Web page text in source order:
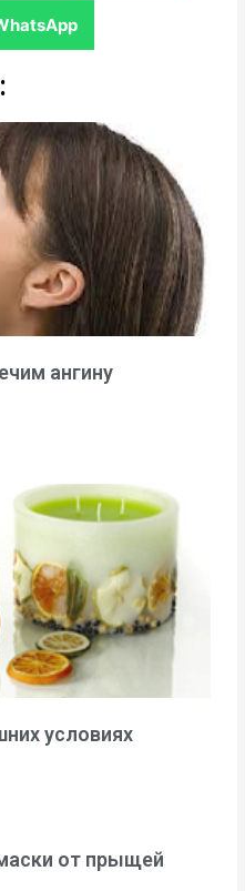
ангину
условиях
от прыщей